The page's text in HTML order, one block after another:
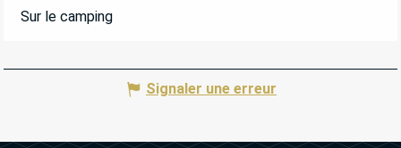
Sur le camping
Signaler une erreur